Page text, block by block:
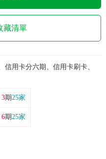
藏清單
信用卡分六期、信用卡刷卡、
3期25家
6期25家